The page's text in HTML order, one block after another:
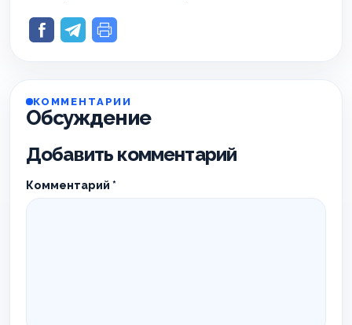
КОММЕНТАРИИ
Обсуждение
Добавить комментарий
Комментарий *